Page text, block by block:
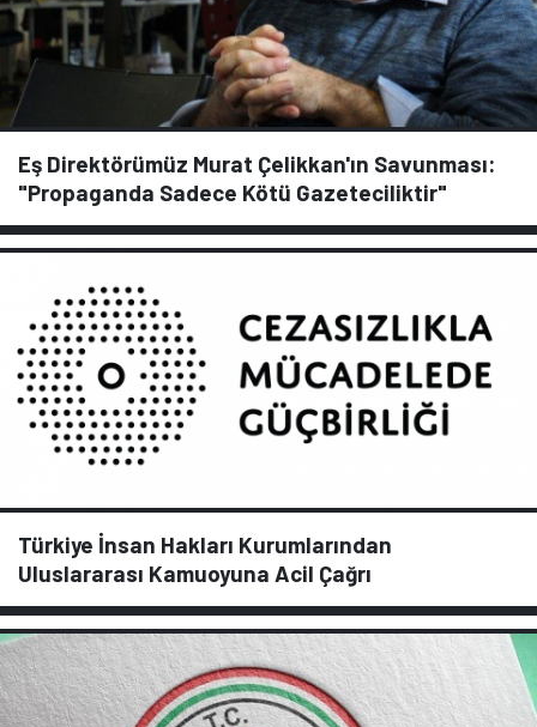
Eş Direktörümüz Murat Çelikkan'ın Savunması:
"Propaganda Sadece Kötü Gazeteciliktir"
Türkiye İnsan Hakları Kurumlarından
Uluslararası Kamuoyuna Acil Çağrı